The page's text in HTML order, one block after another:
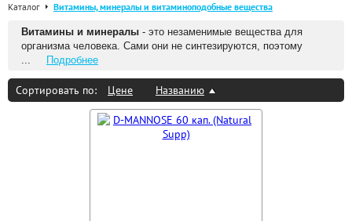
Каталог Витамины, минералы и витаминоподобные вещества
Витамины и минералы - это незаменимые вещества для
организма человека. Сами они не синтезируются, поэтому
...
Подробнее
Сортировать по: Цене Названию